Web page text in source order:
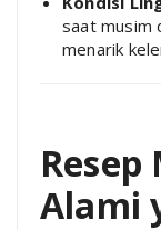
saat musim
menarik
Alami